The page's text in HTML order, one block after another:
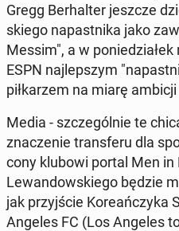
Gregg Berhal­ter jeszcze
skiego na­past­ni­ka jako
Messim", a w
ESPN na­jlep­szym
piłkarzem na miarę
Media - szczegól­nie te
znacze­nie trans­feru dla
cony klubowi portal Men in
Lewandowskiego będzie
jak przyjś­cie Ko­re­ańczy­ka
Angeles FC (Los Angeles